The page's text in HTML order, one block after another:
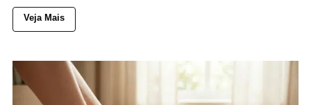
Veja Mais